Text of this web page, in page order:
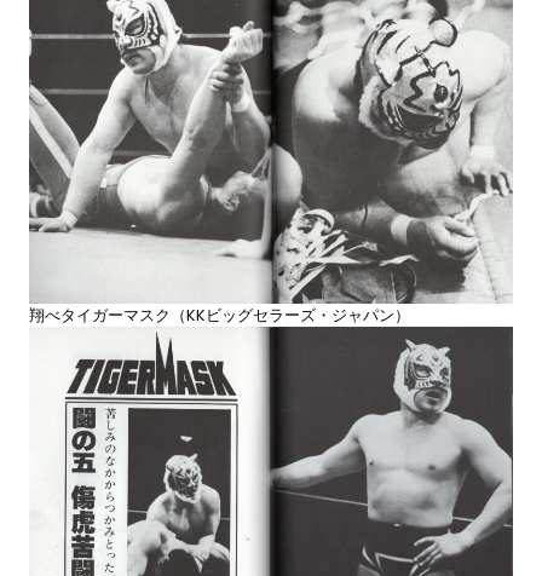
翔べタイガーマスク（KKビッグセラーズ・ジャパン）